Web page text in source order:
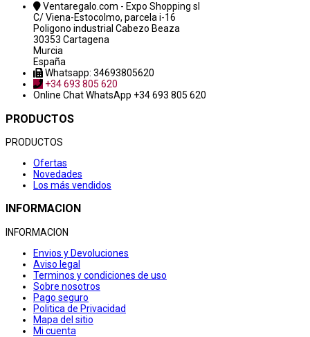
Ventaregalo.com - Expo Shopping sl
C/ Viena-Estocolmo, parcela i-16
Poligono industrial Cabezo Beaza
30353 Cartagena
Murcia
España
Whatsapp: 34693805620
+34 693 805 620
Online ChatWhatsApp +34 693 805 620
PRODUCTOS
PRODUCTOS
Ofertas
Novedades
Los más vendidos
INFORMACION
INFORMACION
Envios y Devoluciones
Aviso legal
Terminos y condiciones de uso
Sobre nosotros
Pago seguro
Politica de Privacidad
Mapa del sitio
Mi cuenta